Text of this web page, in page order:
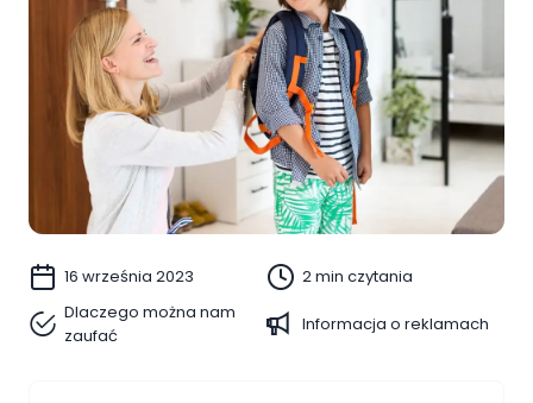
16 września 2023
2 min czytania
Dlaczego można nam
zaufać
Informacja o reklamach